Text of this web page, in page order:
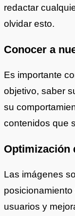
redactar
olvidar esto.
Conocer a
Es importante
objetivo, saber
su
contenidos que
Optimización
Las imágenes
usuarios y